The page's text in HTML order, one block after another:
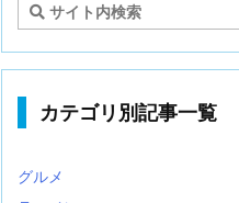
リ
カテゴリ別記事一覧
グルメ